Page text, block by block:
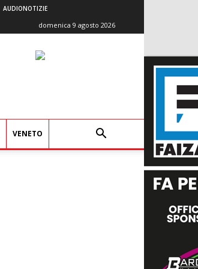
AUDIONOTIZIE
domenica 9 agosto 2026
VENETO